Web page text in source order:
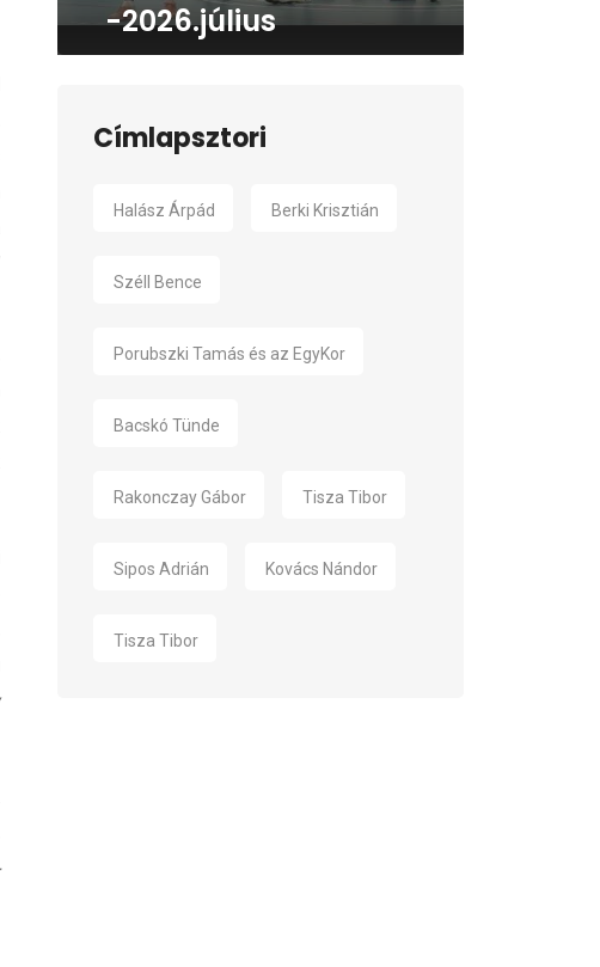
-2026.július
Címlapsztori
Halász Árpád Berki Krisztián
Széll Bence
Porubszki Tamás és az EgyKor
Bacskó Tünde
Rakonczay Gábor Tisza Tibor
Sipos Adrián Kovács Nándor
Tisza Tibor